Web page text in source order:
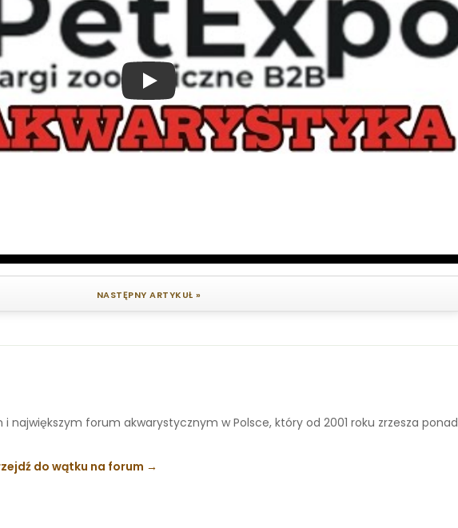
Play
NASTĘPNY ARTYKUŁ »
największym forum akwarystycznym w Polsce, który od 2001 roku zrzesza ponad
do wątku na forum